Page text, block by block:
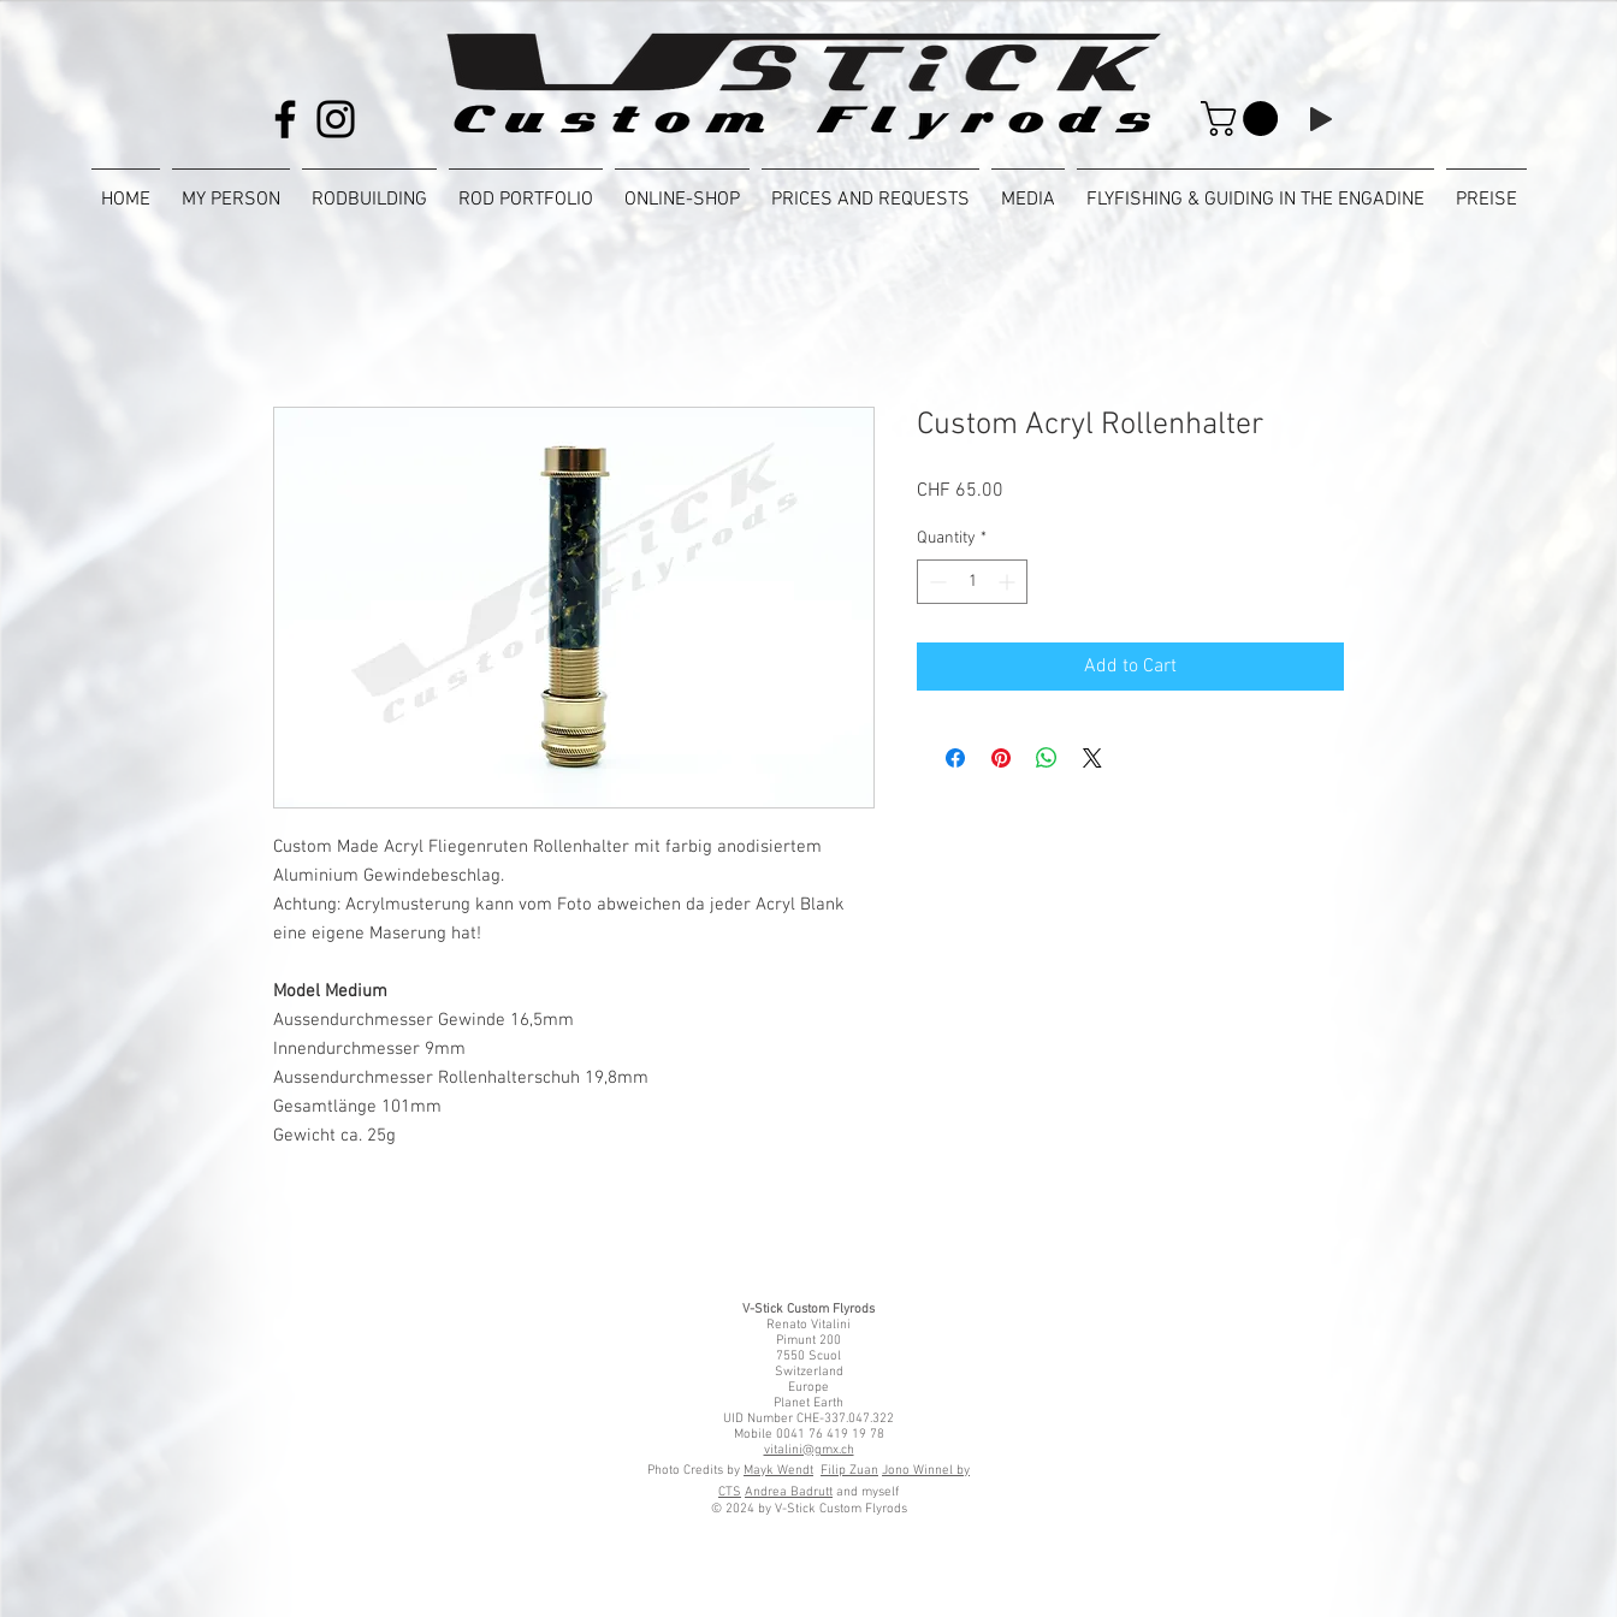
HOME MY PERSON RODBUILDING ROD PORTFOLIO ONLINE-SHOP PRICES AND REQUESTS MEDIA FLYFISHING & GUIDING IN THE ENGADINE PREISE
Custom Made Acryl Fliegenruten Rollenhalter mit farbig anodisiertem
Aluminium Gewindebeschlag.
Achtung: Acrylmusterung kann vom Foto abweichen da jeder Acryl Blank
eine eigene Maserung hat!
Model Medium
Aussendurchmesser Gewinde 16,5mm
Innendurchmesser 9mm
Aussendurchmesser Rollenhalterschuh 19,8mm
Gesamtlänge 101mm
Gewicht ca. 25g
Custom Acryl Rollenhalter
CHF 65.00
Quantity *
Add to Cart
V-Stick Custom Flyrods
Renato Vitalini
Pimunt 200
7550 Scuol
Switzerland
Europe
Planet Earth
UID Number CHE-337.047.322
Mobile 0041 76 419 19 78
vitalini@gmx.ch
Photo Credits by Mayk Wendt Filip Zuan Jono Winnel by
CTS Andrea Badrutt and myself
© 2024 by V-Stick Custom Flyrods